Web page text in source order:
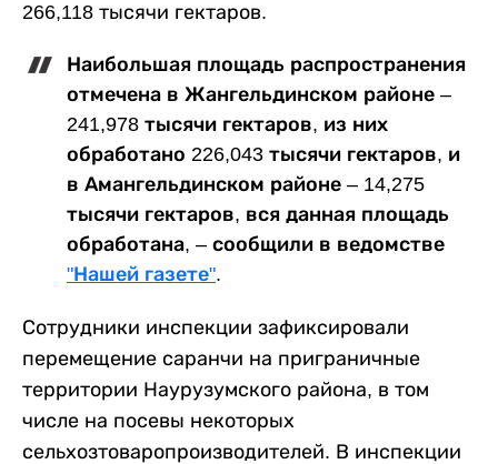
266,118 тысячи гектаров.
Наибольшая площадь распространения
отмечена в Жангельдинском районе –
241,978 тысячи гектаров, из них
обработано 226,043 тысячи гектаров, и
в Амангельдинском районе – 14,275
тысячи гектаров, вся данная площадь
обработана, – сообщили в ведомстве
"Нашей газете".
Сотрудники инспекции зафиксировали
перемещение саранчи на приграничные
территории Наурузумского района, в том
числе на посевы некоторых
сельхозтоваропроизводителей. В инспекции